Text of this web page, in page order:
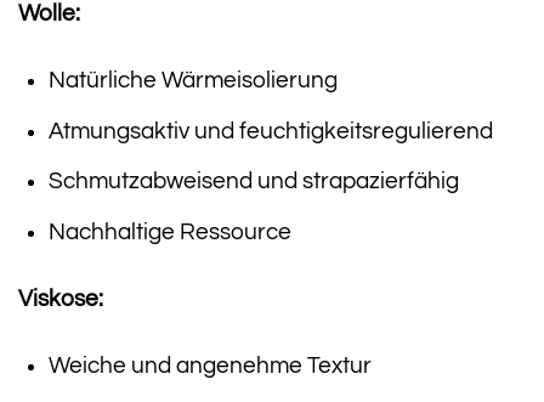
Wolle:
Natürliche Wärmeisolierung
Atmungsaktiv und feuchtigkeitsregulierend
Schmutzabweisend und strapazierfähig
Nachhaltige Ressource
Viskose:
Weiche und angenehme Textur